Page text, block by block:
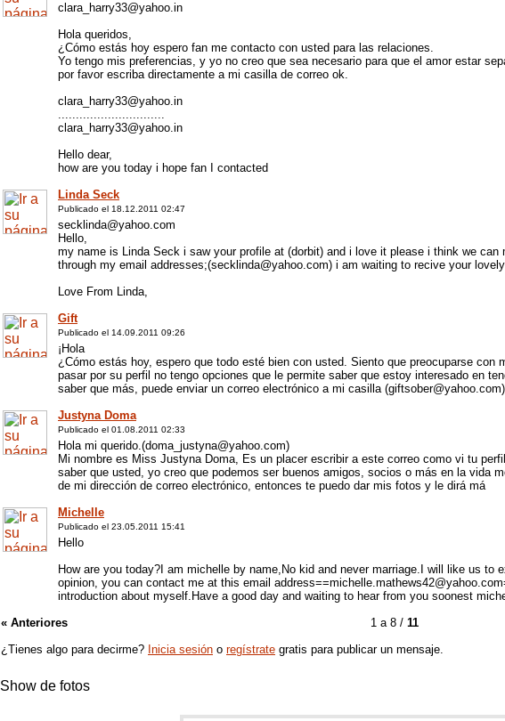
clara_harry33@yahoo.in
Hola queridos,
¿Cómo estás hoy espero fan me contacto con usted para las relaciones.
Yo tengo mis preferencias, y yo no creo que sea necesario para que el amor estar
por favor escriba directamente a mi casilla de correo ok.
clara_harry33@yahoo.in
..............................
clara_harry33@yahoo.in
Hello dear,
how are you today i hope fan I contacted
Linda Seck
Publicado el 18.12.2011 02:47
secklinda@yahoo.com
Hello,
my name is Linda Seck i saw your profile at (dorbit) and i love it please i think we
through my email addresses;(secklinda@yahoo.com) i am waiting to recive your
Love From Linda,
Gift
Publicado el 14.09.2011 09:26
¡Hola
¿Cómo estás hoy, espero que todo esté bien con usted. Siento que preocuparse con
pasar por su perfil no tengo opciones que le permite saber que estoy interesado en
saber que más, puede enviar un correo electrónico a mi casilla
Justyna Doma
Publicado el 01.08.2011 02:33
Hola mi querido.(doma_justyna@yahoo.com)
Mi nombre es Miss Justyna Doma, Es un placer escribir a este correo como vi tu
saber que usted, yo creo que podemos ser buenos amigos, socios o más en la vida
de mi dirección de correo electrónico, entonces te puedo dar mis fotos y le dirá má
Michelle
Publicado el 23.05.2011 15:41
Hello
How are you today?I am michelle by name,No kid and never marriage.I will like us to
opinion, you can contact me at this email
introduction about myself.Have a good day and waiting to hear from you soonest
« Anteriores
1 a 8 / 11
¿Tienes algo para decirme? Inicia sesión o regístrate gratis para publicar un mensaje.
Show de fotos